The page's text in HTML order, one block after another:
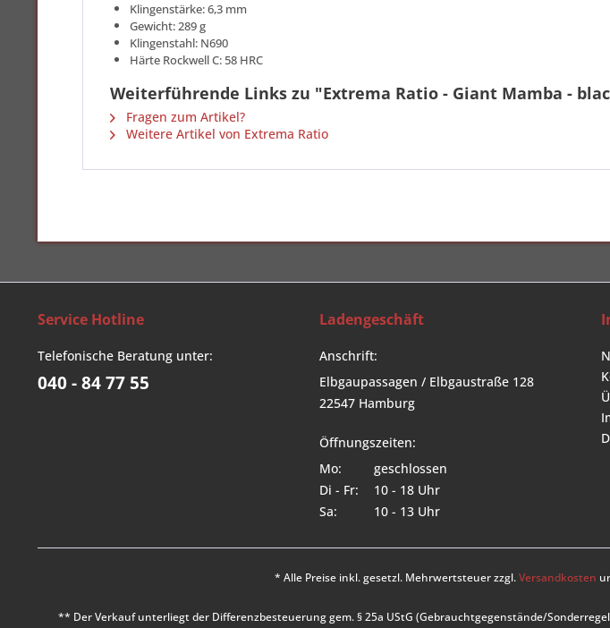
Klingenstärke: 6,3 mm
Gewicht: 289 g
Klingenstahl: N690
Härte Rockwell C: 58 HRC
Weiterführende Links zu "Extrema Ratio - Giant Mamba -
Fragen zum Artikel?
Weitere Artikel von Extrema Ratio
Service Hotline
Telefonische Beratung unter:
040 - 84 77 55
Ladengeschäft
Anschrift:
Elbgaupassagen / Elbgaustraße 128
22547 Hamburg
Öffnungszeiten:
Mo:
geschlossen
Di - Fr:
10 - 18 Uhr
Sa:
10 - 13 Uhr
* Alle Preise inkl. gesetzl. Mehrwertsteuer zzgl.Versandkosten
** Der Verkauf unterliegt der Differenzbesteuerung gem. § 25a UStG (Gebrauchtgegenstände/